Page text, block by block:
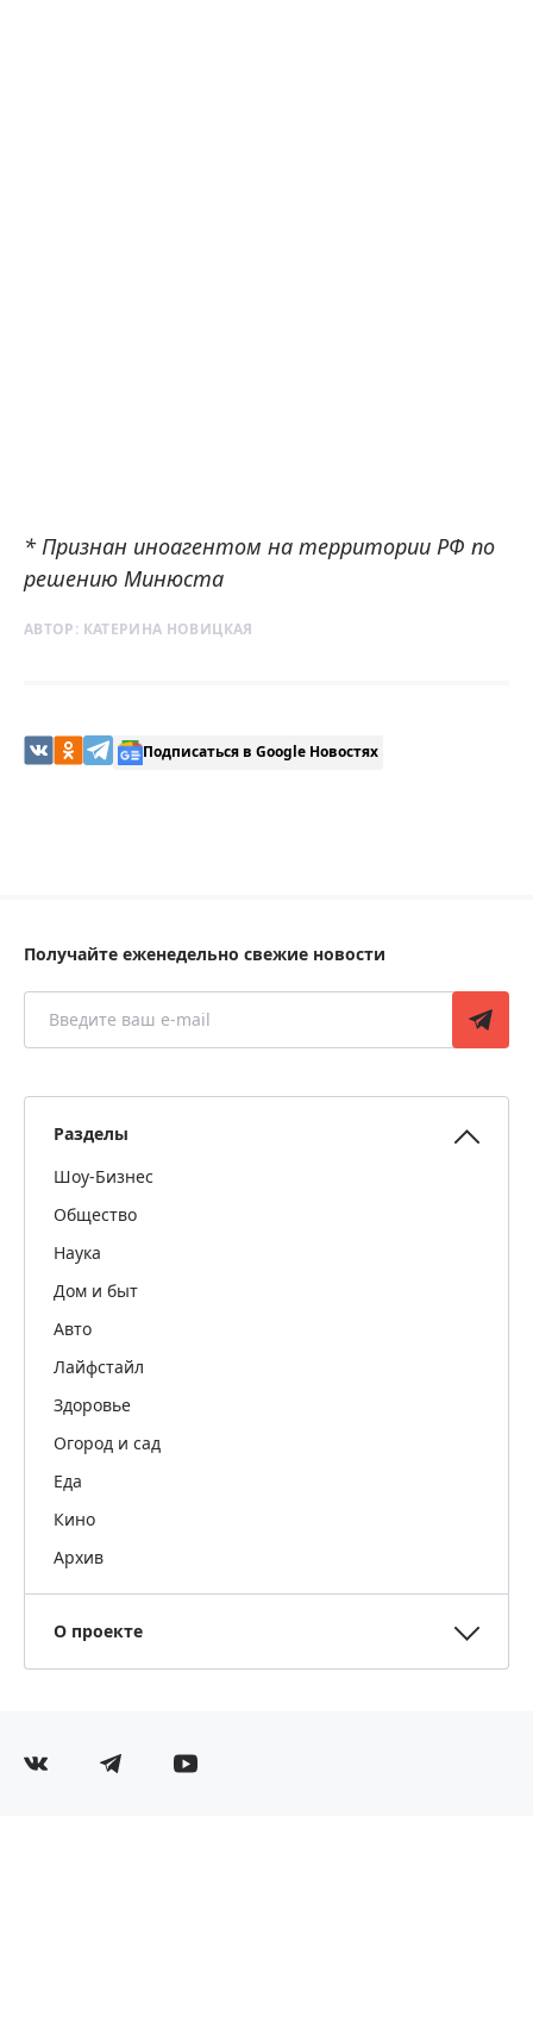
* Признан иноагентом на территории РФ по
решению Минюста
АВТОР: КАТЕРИНА НОВИЦКАЯ
Подписаться в Google Новостях
Получайте еженедельно свежие новости
Разделы
Шоу-Бизнес
Общество
Наука
Дом и быт
Авто
Лайфстайл
Здоровье
Огород и сад
Еда
Кино
Архив
О проекте